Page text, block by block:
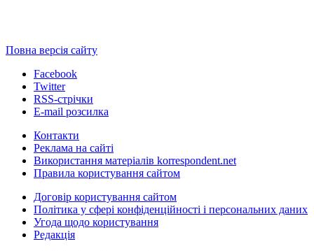
Повна версія сайту
Facebook
Twitter
RSS-стрічки
E-mail розсилка
Контакти
Реклама на сайті
Використання матеріалів korrespondent.net
Правила користування сайтом
Договір користування сайтом
Політика у сфері конфіденційності і персональних даних
Угода щодо користування
Редакція